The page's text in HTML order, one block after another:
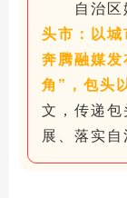
自治区
头市：以城
奔腾融媒
角”，包头
文，传递
展、落实自